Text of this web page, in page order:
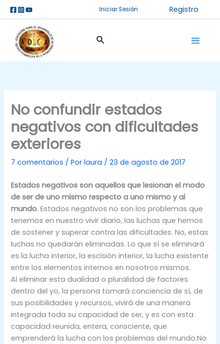
al
contenido
Iniciar Sesión Registro
Buscar
No confundir estados
negativos con dificultades
exteriores
7 comentarios / Porlaura /23 de agosto de 2017
Estados negativos son aquellos que lesionan el modo
de ser de uno mismo respecto a uno mismo y al
mundo. Estados negativos no son los problemas que
tenemos en nuestro vivir diario, las luchas que hemos
de sostener y superar contra las dificultades. No, estas
luchas no quedarán eliminadas. Lo que sí se eliminará
es la lucha interior, la escisión interior, la lucha existente
entre los elementos internos en nosotros mismos.
Al eliminar esta dualidad o pluralidad de factores
dentro del yo, la persona tomará conciencia de sí, de
sus posibilidades y recursos, vivirá de una manera
integrada toda su capacidad de ser, y es con esta
capacidad reunida, entera, consciente, que
emprenderá la lucha con los problemas del mundo.No